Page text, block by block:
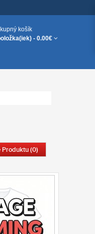
košík
- 0.00€
Produktu (0)